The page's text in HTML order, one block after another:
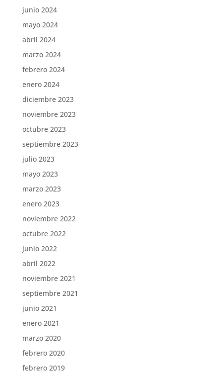
junio 2024
mayo 2024
abril 2024
marzo 2024
febrero 2024
enero 2024
diciembre 2023
noviembre 2023
octubre 2023
septiembre 2023
julio 2023
mayo 2023
marzo 2023
enero 2023
noviembre 2022
octubre 2022
junio 2022
abril 2022
noviembre 2021
septiembre 2021
junio 2021
enero 2021
marzo 2020
febrero 2020
febrero 2019